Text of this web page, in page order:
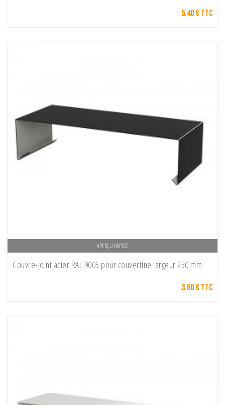
5.40 € TTC
APERÇU RAPIDE
Couvre-joint acier RAL 9005 pour couvertine largeur 250 mm
3.60 € TTC